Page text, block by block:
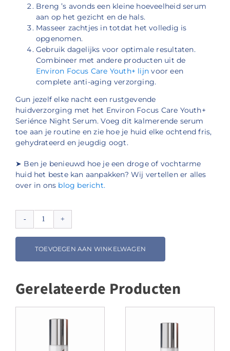
Breng ’s avonds een kleine hoeveelheid serum
aan op het gezicht en de hals.
Masseer zachtjes in totdat het volledig is
opgenomen.
Gebruik dagelijks voor optimale resultaten.
Combineer met andere producten uit de
Environ Focus Care Youth+ lijn voor een
complete anti-aging verzorging.
Gun jezelf elke nacht een rustgevende
huidverzorging met het Environ Focus Care Youth+
Seriénce Night Serum. Voeg dit kalmerende serum
toe aan je routine en zie hoe je huid elke ochtend fris,
gehydrateerd en jeugdig oogt.
➤ Ben je benieuwd hoe je een droge of vochtarme
huid het beste kan aanpakken? Wij vertellen er alles
over in ons blog bericht.
Environ
Care
Serum
TOEVOEGEN AAN WINKELWAGEN
Gerelateerde Producten